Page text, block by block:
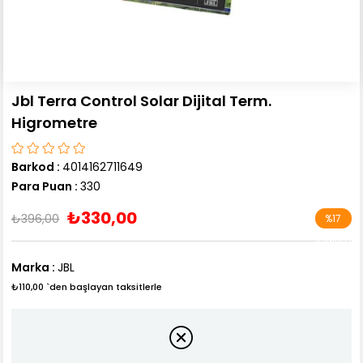
Jbl Terra Control Solar Dijital Term.
Higrometre
Barkod : 4014162711649
Para Puan : 330
₺396,00 ₺330,00 %17
İndirim
Marka : JBL
₺110,00 `den başlayan taksitlerle